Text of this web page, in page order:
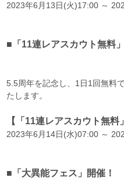
2023年6月13日(火)17:00 ～
■「11連レアスカウト無料
5.5周年を記念し、1日1回無料
たします。
【「11連レアスカウト無料
2023年6月14日(水)07:00 ～
■「大異能フェス」開催！